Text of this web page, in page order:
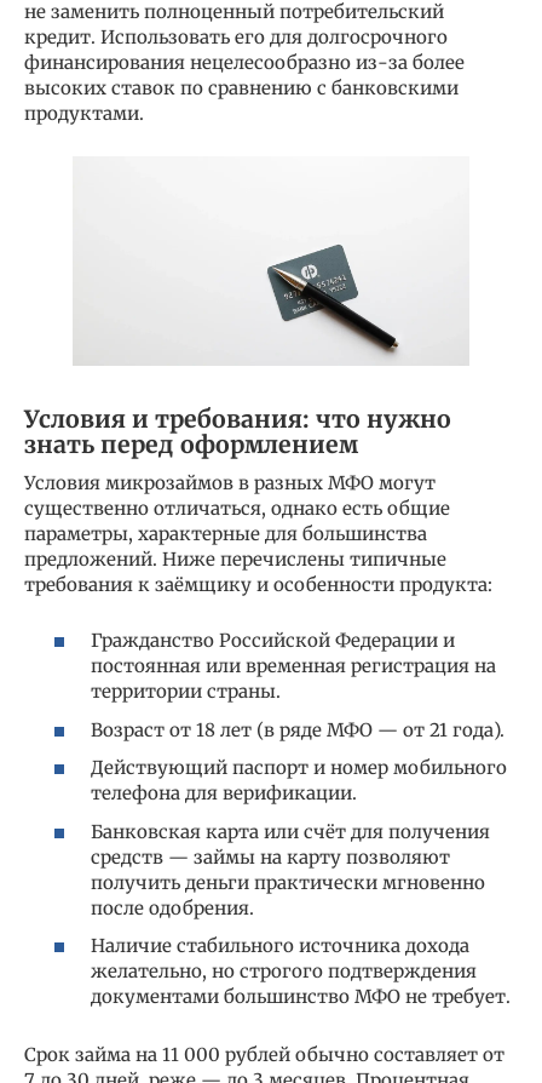
не заменить полноценный потребительский
кредит. Использовать его для долгосрочного
финансирования нецелесообразно из-за более
высоких ставок по сравнению с банковскими
продуктами.
Условия и требования: что нужно
знать перед оформлением
Условия микрозаймов в разных МФО могут
существенно отличаться, однако есть общие
параметры, характерные для большинства
предложений. Ниже перечислены типичные
требования к заёмщику и особенности продукта:
Гражданство Российской Федерации и
постоянная или временная регистрация на
территории страны.
Возраст от 18 лет (в ряде МФО — от 21 года).
Действующий паспорт и номер мобильного
телефона для верификации.
Банковская карта или счёт для получения
средств — займы на карту позволяют
получить деньги практически мгновенно
после одобрения.
Наличие стабильного источника дохода
желательно, но строгого подтверждения
документами большинство МФО не требует.
Срок займа на 11 000 рублей обычно составляет от